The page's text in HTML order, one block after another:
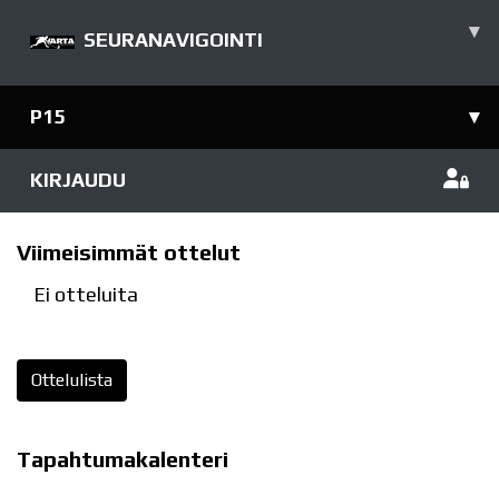
SEURANAVIGOINTI ▾
P15 ▾
KIRJAUDU
Viimeisimmät ottelut
Ei otteluita
Ottelulista
Tapahtumakalenteri